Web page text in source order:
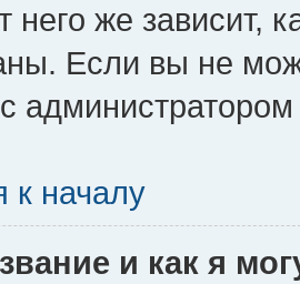
него же зависит,
Если вы не
к началу
и как я